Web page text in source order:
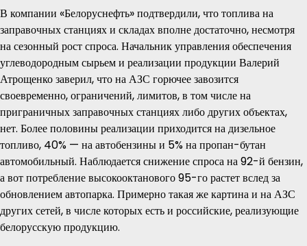
В компании «Белоруснефть» подтвердили, что топлива на
заправочных станциях и складах вполне достаточно, несмотря
на сезонный рост спроса. Начальник управления обеспечения
углеводородным сырьем и реализации продукции Валерий
Атрощенко заверил, что на АЗС горючее завозится
своевременно, ограничений, лимитов, в том числе на
приграничных заправочных станциях либо других объектах,
нет. Более половины реализации приходится на дизельное
топливо, 40% — на автобензины и 5% на пропан-бутан
автомобильный. Наблюдается снижение спроса на 92-й бензин,
а вот потребление высокооктанового 95-го растет вслед за
обновлением автопарка. Примерно такая же картина и на АЗС
других сетей, в числе которых есть и российские, реализующие
белорусскую продукцию.